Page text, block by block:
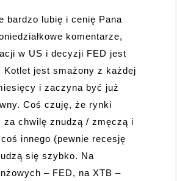
bardzo lubię i cenię Pana
komentarze,
w US i decyzji FED jest
Kotlet jest smażony z każdej
i zaczyna być już
Coś czuję, że rynki
za chwilę znudzą / zmęczą i
innego (pewnie recesję
się szybko. Na
– FED, na XTB –